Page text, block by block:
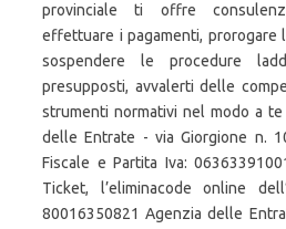
provinciale ti offre
effettuare i pagamenti, prorogare
sospendere le procedure
presupposti, avvalerti delle
strumenti normativi nel modo a
delle Entrate - via Giorgione n.
Fiscale e Partita Iva:
Ticket, l’eliminacode online
80016350821 Agenzia delle